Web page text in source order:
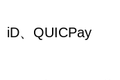
iD、QUICPay